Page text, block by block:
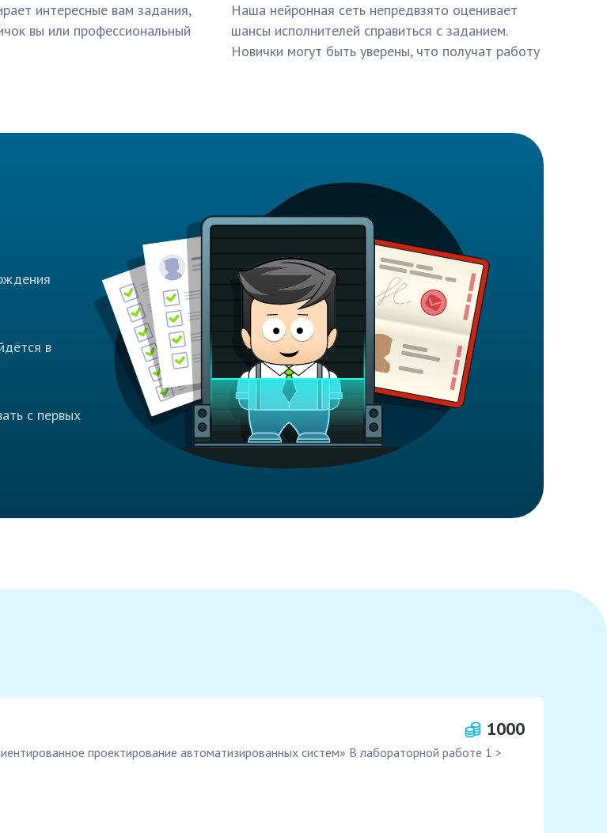
интересные вам задания,
вы или профессиональный
Наша нейронная сеть непредвзято оценивает
шансы исполнителей справиться с заданием.
Новички могут быть уверены, что получат работу
в
с первых
1000
проектирование автоматизированных систем» В лабораторной работе 1 >